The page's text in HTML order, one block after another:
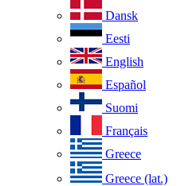
Dansk
Eesti
English
Español
Suomi
Français
Greece
Greece (lat.)